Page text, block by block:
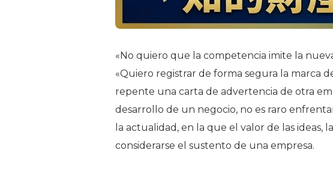
«No quiero que la competencia imite la
«Quiero registrar de forma segura la marca
repente una carta de advertencia de otra
desarrollo de un negocio, no es raro
la actualidad, en la que el valor de las ideas,
considerarse el sustento de una empresa.